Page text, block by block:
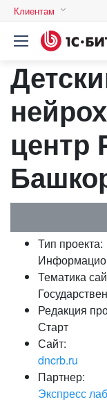
Клиентам
центр
Тип проекта:
Тематика
Редакция
Старт
Сайт:
dncrb.ru
Партнер:
Экспресс лаб